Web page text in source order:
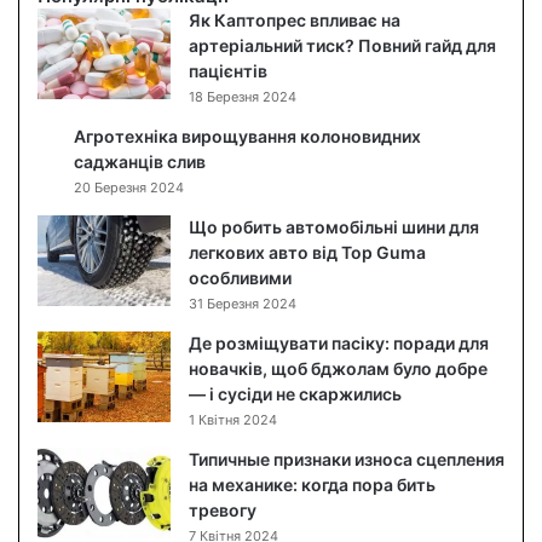
д
о
г
л
о
б
л
и
ч
я
м
:
я
к
п
о
Як Каптопрес впливає на
артеріальний тиск? Повний гайд для
пацієнтів
18 Березня 2024
Агротехніка вирощування колоновидних
саджанців слив
20 Березня 2024
Що робить автомобільні шини для
легкових авто від Top Guma
особливими
31 Березня 2024
Де розміщувати пасіку: поради для
новачків, щоб бджолам було добре
— і сусіди не скаржились
1 Квітня 2024
Типичные признаки износа сцепления
на механике: когда пора бить
тревогу
7 Квітня 2024